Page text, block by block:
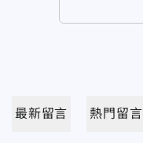
最新留言 熱門留言